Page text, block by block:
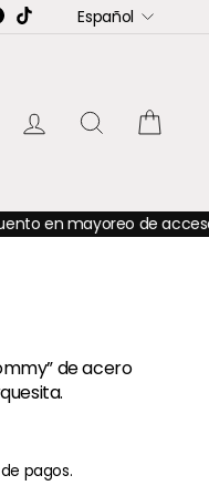
Facebook IDIOMA
Español
INGRESAR
BUSCAR
de accesorios
de acero
pagos.